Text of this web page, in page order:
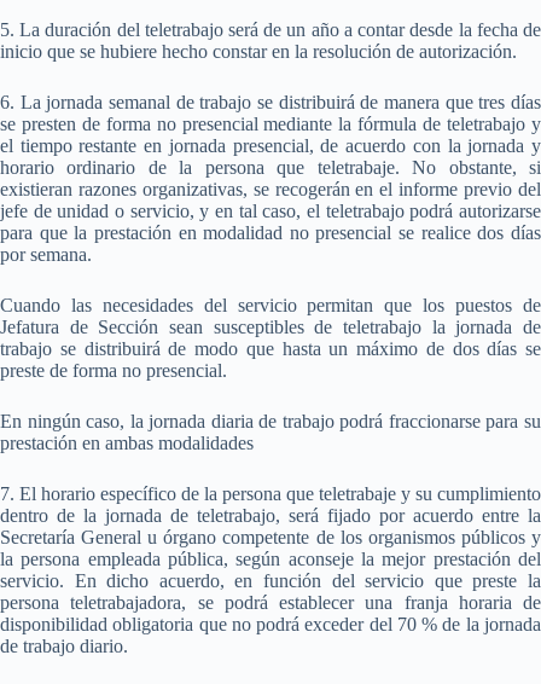
5. La duración del teletrabajo será de un año a contar desde la fecha de
inicio que se hubiere hecho constar en la resolución de autorización.
6. La jornada semanal de trabajo se distribuirá de manera que tres días
se presten de forma no presencial mediante la fórmula de teletrabajo y
el tiempo restante en jornada presencial, de acuerdo con la jornada y
horario ordinario de la persona que teletrabaje. No obstante, si
existieran razones organizativas, se recogerán en el informe previo del
jefe de unidad o servicio, y en tal caso, el teletrabajo podrá autorizarse
para que la prestación en modalidad no presencial se realice dos días
por semana.
Cuando las necesidades del servicio permitan que los puestos de
Jefatura de Sección sean susceptibles de teletrabajo la jornada de
trabajo se distribuirá de modo que hasta un máximo de dos días se
preste de forma no presencial.
En ningún caso, la jornada diaria de trabajo podrá fraccionarse para su
prestación en ambas modalidades
7. El horario específico de la persona que teletrabaje y su cumplimiento
dentro de la jornada de teletrabajo, será fijado por acuerdo entre la
Secretaría General u órgano competente de los organismos públicos y
la persona empleada pública, según aconseje la mejor prestación del
servicio. En dicho acuerdo, en función del servicio que preste la
persona teletrabajadora, se podrá establecer una franja horaria de
disponibilidad obligatoria que no podrá exceder del 70 % de la jornada
de trabajo diario.